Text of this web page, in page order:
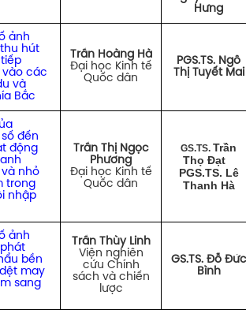
Hưng
ảnh
hút
vào các
và
Bắc
Trần Hoàng Hà
Đại học Kinh tế
Quốc dân
PGS.TS. Ngô
Thị Tuyết Mai
đến
động
nhỏ
trong
nhập
Trần Thị Ngọc
Phương
Đại học Kinh tế
Quốc dân
GS.TS. Trần
Thọ Đạt
PGS.TS. Lê
Thanh Hà
ảnh
bền
may
sang
Trần Thùy Linh
Viện nghiên
cứu Chính
sách và chiến
lược
GS.TS. Đỗ Đức
Bình